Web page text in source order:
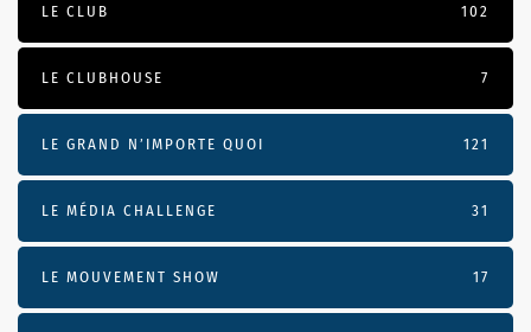
LE CLUB 102
LE CLUBHOUSE 7
LE GRAND N’IMPORTE QUOI 121
LE MÉDIA CHALLENGE 31
LE MOUVEMENT SHOW 17